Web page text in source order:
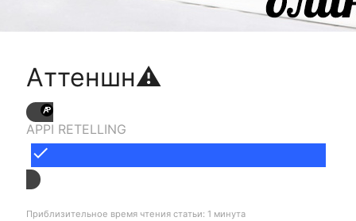
Аттеншн⚠
APPI RETELLING
done
Приблизительное время чтения статьи: 1 минута